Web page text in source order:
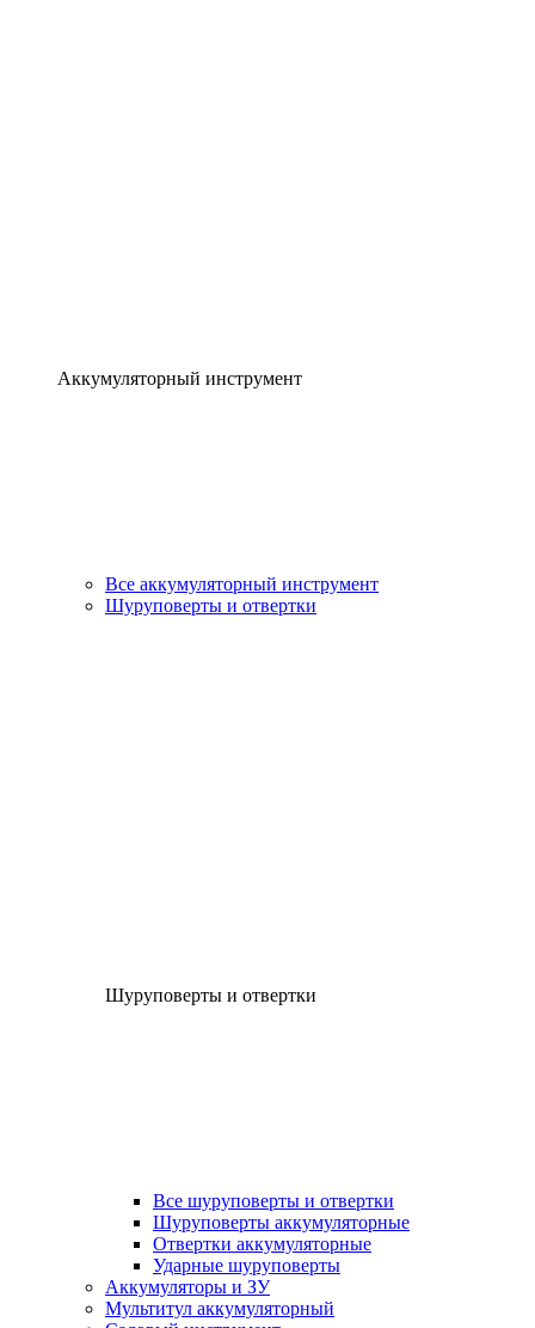
Аккумуляторный инструмент
Все аккумуляторный инструмент
Шуруповерты и отвертки
Шуруповерты и отвертки
Все шуруповерты и отвертки
Шуруповерты аккумуляторные
Отвертки аккумуляторные
Ударные шуруповерты
Аккумуляторы и ЗУ
Мультитул аккумуляторный